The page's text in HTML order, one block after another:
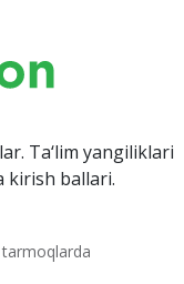
Ta‘lim yangiliklari
kirish ballari.